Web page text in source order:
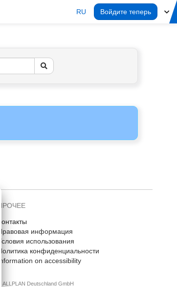
RU Войдите теперь
ПРОЧЕЕ
Контакты
Правовая информация
Условия использования
Политика конфиденциальности
Information on accessibility
© ALLPLAN Deutschland GmbH